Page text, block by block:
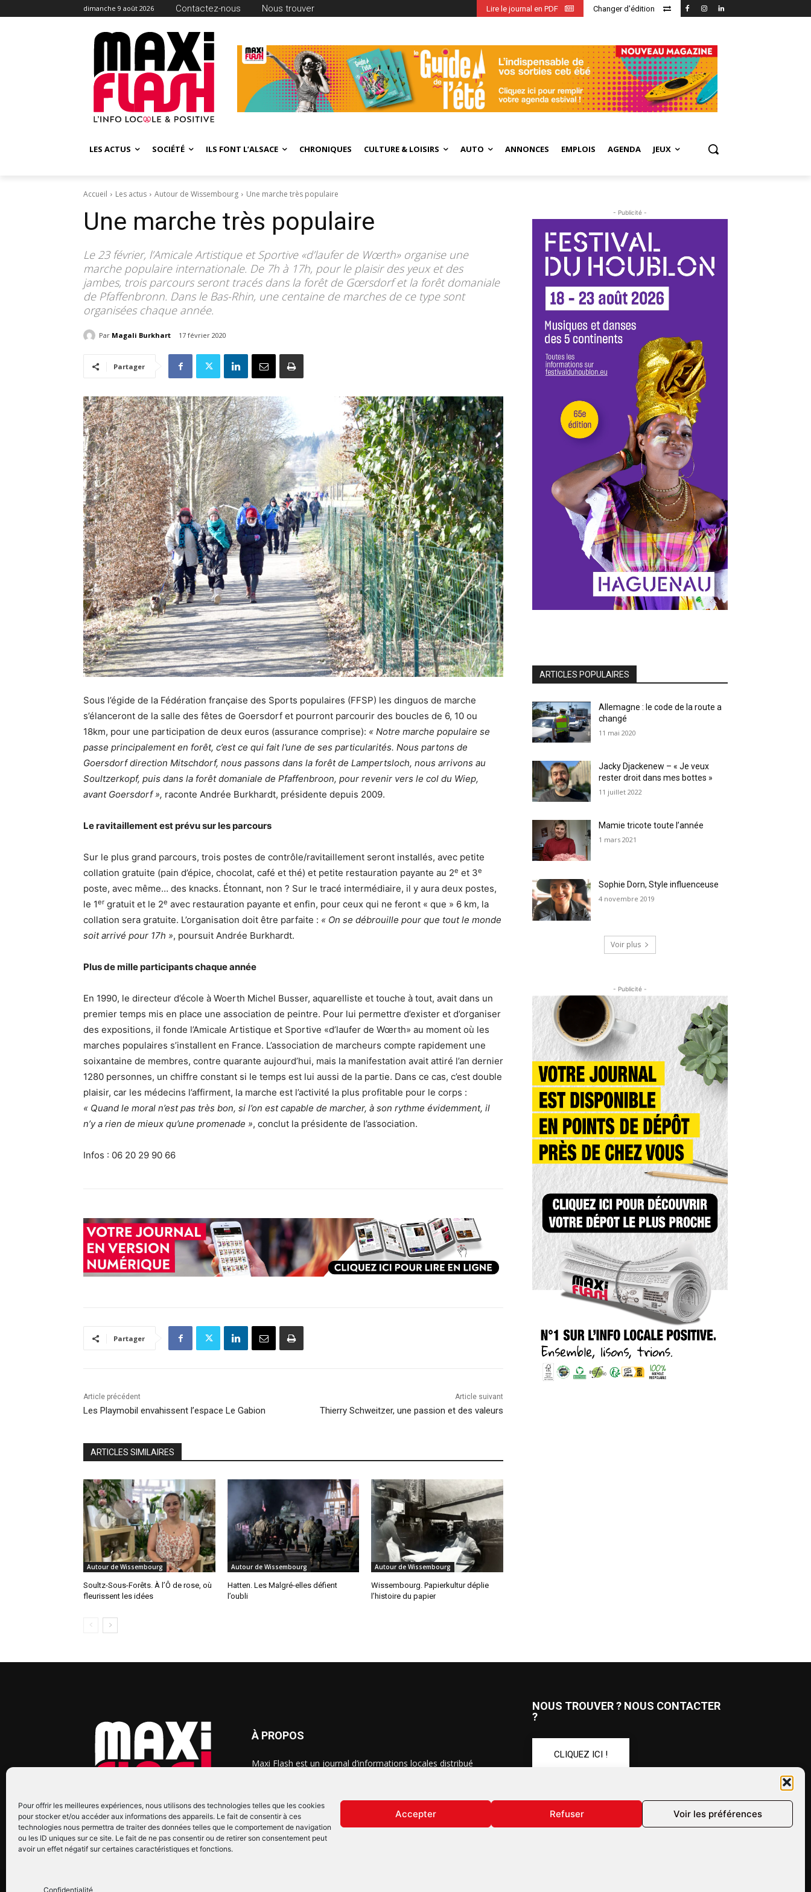
Pour offrir les meilleures expériences, nous utilisons des technologies telles que les cookies
pour stocker et/ou accéder aux informations des appareils. Le fait de consentir à ces
technologies nous permettra de traiter des données telles que le comportement de navigation
ou les ID uniques sur ce site. Le fait de ne pas consentir ou de retirer son consentement peut
avoir un effet négatif sur certaines caractéristiques et fonctions.
Accepter Refuser Voir les préférences
Confidentialité
dimanche 9 août 2026 Contactez-nous Nous trouver Changer d'édition
Lire le journal en PDF
LES ACTUS SOCIÉTÉ ILS FONT L’ALSACE CHRONIQUES CULTURE & LOISIRS AUTO ANNONCES EMPLOIS AGENDA JEUX
Accueil Les actus Autour de Wissembourg Une marche très populaire
Une marche très populaire
Le 23 février, l’Amicale Artistique et Sportive «d’laufer de Wœrth» organise une
marche populaire internationale. De 7h à 17h, pour le plaisir des yeux et des
jambes, trois parcours seront tracés dans la forêt de Gœrsdorf et la forêt domaniale
de Pfaffenbronn. Dans le Bas-Rhin, une centaine de marches de ce type sont
organisées chaque année.
Par Magali Burkhart 17 février 2020
Partager
Sous l’égide de la Fédération française des Sports populaires (FFSP) les dinguos de marche
s’élanceront de la salle des fêtes de Goersdorf et pourront parcourir des boucles de 6, 10 ou
18km, pour une participation de deux euros (assurance comprise): « Notre marche populaire se
passe principalement en forêt, c’est ce qui fait l’une de ses particularités. Nous partons de
Goersdorf direction Mitschdorf, nous passons dans la forêt de Lampertsloch, nous arrivons au
Soultzerkopf, puis dans la forêt domaniale de Pfaffenbroon, pour revenir vers le col du Wiep,
avant Goersdorf », raconte Andrée Burkhardt, présidente depuis 2009.
Le ravitaillement est prévu sur les parcours
Sur le plus grand parcours, trois postes de contrôle/ravitaillement seront installés, avec petite
collation gratuite (pain d’épice, chocolat, café et thé) et petite restauration payante au 2e et 3e
poste, avec même… des knacks. Étonnant, non ? Sur le tracé intermédiaire, il y aura deux postes,
le 1er gratuit et le 2e avec restauration payante et enfin, pour ceux qui ne feront « que » 6 km, la
collation sera gratuite. L’organisation doit être parfaite : « On se débrouille pour que tout le monde
soit arrivé pour 17h », poursuit Andrée Burkhardt.
Plus de mille participants chaque année
En 1990, le directeur d’école à Woerth Michel Busser, aquarelliste et touche à tout, avait dans un
premier temps mis en place une association de peintre. Pour lui permettre d’exister et d’organiser
des expositions, il fonde l’Amicale Artistique et Sportive «d’laufer de Wœrth» au moment où les
marches populaires s’installent en France. L’association de marcheurs compte rapidement une
soixantaine de membres, contre quarante aujourd’hui, mais la manifestation avait attiré l’an dernier
1280 personnes, un chiffre constant si le temps est lui aussi de la partie. Dans ce cas, c’est double
plaisir, car les médecins l’affirment, la marche est l’activité la plus profitable pour le corps :
« Quand le moral n’est pas très bon, si l’on est capable de marcher, à son rythme évidemment, il
n’y a rien de mieux qu’une promenade », conclut la présidente de l’association.
Infos : 06 20 29 90 66
Partager
Article précédent
Les Playmobil envahissent l’espace Le Gabion
Article suivant
Thierry Schweitzer, une passion et des valeurs
ARTICLES SIMILAIRES
Autour de Wissembourg
Soultz-Sous-Forêts. À l’Ô de rose, où
fleurissent les idées
Autour de Wissembourg
Hatten. Les Malgré-elles défient
l’oubli
Autour de Wissembourg
Wissembourg. Papierkultur déplie
l’histoire du papier
- Publicité -
ARTICLES POPULAIRES
Allemagne : le code de la route a
changé
11 mai 2020
Jacky Djackenew – « Je veux
rester droit dans mes bottes »
11 juillet 2022
Mamie tricote toute l’année
1 mars 2021
Sophie Dorn, Style influenceuse
4 novembre 2019
Voir plus
- Publicité -
À PROPOS
Maxi Flash est un journal d’informations locales distribué
2022, et à Colmar, Vignoble et Plaine depuis 2023.
NOUS TROUVER ? NOUS CONTACTER
?
CLIQUEZ ICI !